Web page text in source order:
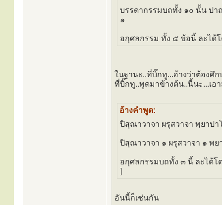
บรรดากรรมบถทั้ง ๑๐ นั้น ป
๑
อกุศลกรรม ทั้ง ๕ ข้อนี้ ละได้
ในฐานะ..ที่บิ๊กทู...อ้างว่าต้องศึ
ที่บิ๊กทู..พูดมาข้างต้น..นี้นะ...เอ
อ้างคำพูด:
ปิสุณาวาจา ผรุสวาจา พฺยาป
ปิสุณาวาจา ๑ ผรุสวาจา ๑ พย
อกุศลกรรมบถทั้ง ๓ นี้ ละได้
]
อันนี้ก็เช่นกัน